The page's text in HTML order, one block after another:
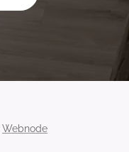
Webnode